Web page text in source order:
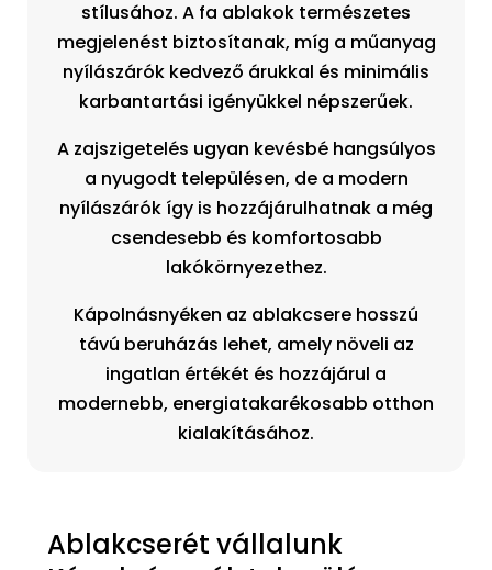
stílusához. A fa ablakok természetes
megjelenést biztosítanak, míg a műanyag
nyílászárók kedvező árukkal és minimális
karbantartási igényükkel népszerűek.
A zajszigetelés ugyan kevésbé hangsúlyos
a nyugodt településen, de a modern
nyílászárók így is hozzájárulhatnak a még
csendesebb és komfortosabb
lakókörnyezethez.
Kápolnásnyéken az ablakcsere hosszú
távú beruházás lehet, amely növeli az
ingatlan értékét és hozzájárul a
modernebb, energiatakarékosabb otthon
kialakításához.
Ablakcserét vállalunk